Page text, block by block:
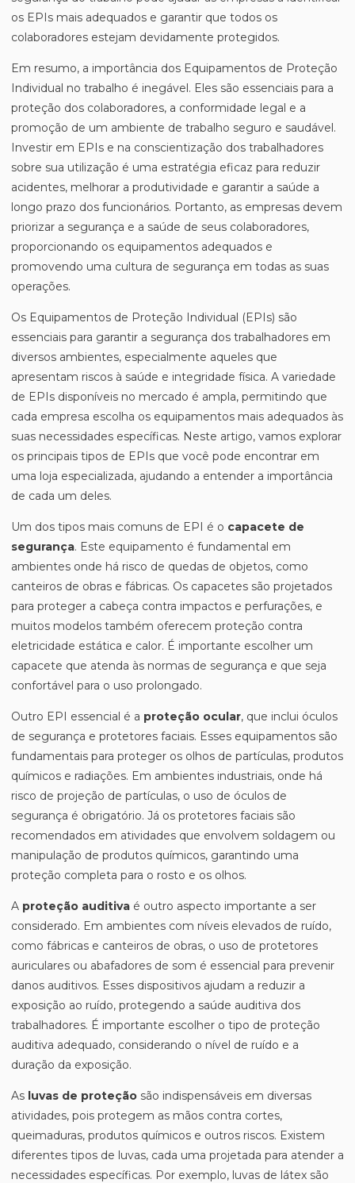
os EPIs mais adequados e garantir que todos os
colaboradores estejam devidamente protegidos.
Em resumo, a importância dos Equipamentos de Proteção
Individual no trabalho é inegável. Eles são essenciais para a
proteção dos colaboradores, a conformidade legal e a
promoção de um ambiente de trabalho seguro e saudável.
Investir em EPIs e na conscientização dos trabalhadores
sobre sua utilização é uma estratégia eficaz para reduzir
acidentes, melhorar a produtividade e garantir a saúde a
longo prazo dos funcionários. Portanto, as empresas devem
priorizar a segurança e a saúde de seus colaboradores,
proporcionando os equipamentos adequados e
promovendo uma cultura de segurança em todas as suas
operações.
Os Equipamentos de Proteção Individual (EPIs) são
essenciais para garantir a segurança dos trabalhadores em
diversos ambientes, especialmente aqueles que
apresentam riscos à saúde e integridade física. A variedade
de EPIs disponíveis no mercado é ampla, permitindo que
cada empresa escolha os equipamentos mais adequados às
suas necessidades específicas. Neste artigo, vamos explorar
os principais tipos de EPIs que você pode encontrar em
uma loja especializada, ajudando a entender a importância
de cada um deles.
Um dos tipos mais comuns de EPI é o capacete de
segurança. Este equipamento é fundamental em
ambientes onde há risco de quedas de objetos, como
canteiros de obras e fábricas. Os capacetes são projetados
para proteger a cabeça contra impactos e perfurações, e
muitos modelos também oferecem proteção contra
eletricidade estática e calor. É importante escolher um
capacete que atenda às normas de segurança e que seja
confortável para o uso prolongado.
Outro EPI essencial é a proteção ocular, que inclui óculos
de segurança e protetores faciais. Esses equipamentos são
fundamentais para proteger os olhos de partículas, produtos
químicos e radiações. Em ambientes industriais, onde há
risco de projeção de partículas, o uso de óculos de
segurança é obrigatório. Já os protetores faciais são
recomendados em atividades que envolvem soldagem ou
manipulação de produtos químicos, garantindo uma
proteção completa para o rosto e os olhos.
A proteção auditiva é outro aspecto importante a ser
considerado. Em ambientes com níveis elevados de ruído,
como fábricas e canteiros de obras, o uso de protetores
auriculares ou abafadores de som é essencial para prevenir
danos auditivos. Esses dispositivos ajudam a reduzir a
exposição ao ruído, protegendo a saúde auditiva dos
trabalhadores. É importante escolher o tipo de proteção
auditiva adequado, considerando o nível de ruído e a
duração da exposição.
As luvas de proteção são indispensáveis em diversas
atividades, pois protegem as mãos contra cortes,
queimaduras, produtos químicos e outros riscos. Existem
diferentes tipos de luvas, cada uma projetada para atender a
necessidades específicas. Por exemplo, luvas de látex são